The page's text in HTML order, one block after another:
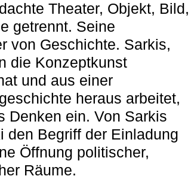
Theater, Objekt, Bild,
getrennt. Seine
von Geschichte. Sarkis,
die Konzeptkunst
und aus einer
heraus arbeitet,
Denken ein. Von Sarkis
den Begriff der Einladung
Öffnung politischer,
Räume.